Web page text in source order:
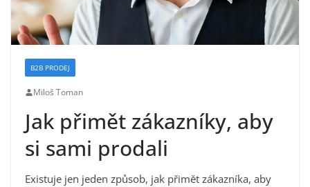
B2B PRODEJ
Miloš Toman
Jak přimět zákazníky, aby
si sami prodali
Existuje jen jeden způsob, jak přimět zákazníka, aby